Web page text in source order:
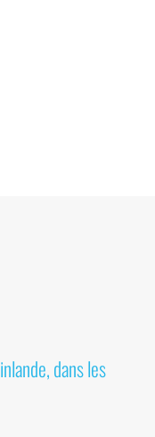
dans les